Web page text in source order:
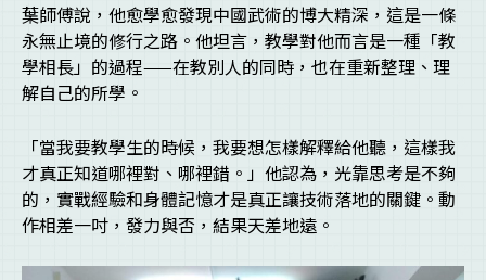
葉師傅說，他愈學愈發現中國武術的博大精深，這是一條
永無止境的修行之路。他坦言，教學對他而言是一種「教
學相長」的過程——在教別人的同時，也在重新整理、理
解自己的所學。
「當我要教學生的時候，我要想怎樣解釋給他聽，這樣我
才真正知道哪裡對、哪裡錯。」他認為，光靠思考是不夠
的，實戰經驗和身體記憶才是真正讓技術落地的關鍵。動
作相差一吋，發力與否，結果天差地遠。